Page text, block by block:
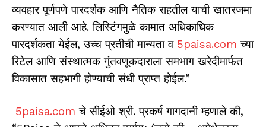
व्यवहार पूर्णपणे पारदर्शक आणि नैतिक राहतील याची खातरजमा
करण्यात आली आहे. लिस्टिंगमुळे कामात अधिकाधिक
पारदर्शकता येईल, उच्च प्रतीची मान्यता व 5paisa.com च्या
रिटेल आणि संस्थात्मक गुंतवणूकदाराला समभाग खरेदीमार्फत
विकासात सहभागी होण्याची संधी प्राप्त होईल.”
5paisa.com चे सीईओ श्री. प्रकर्ष गागदानी म्हणाले की,